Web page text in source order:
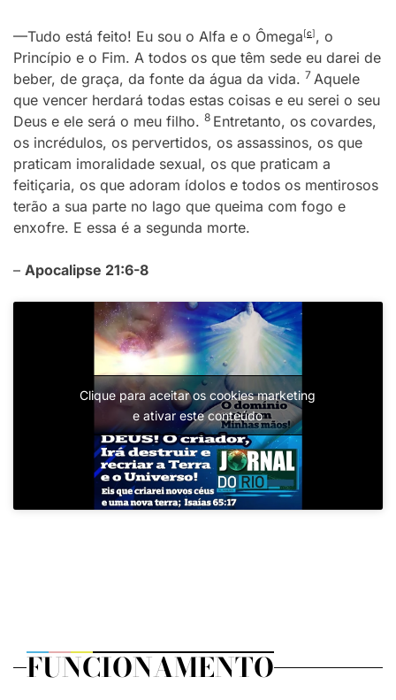
—Tudo está feito! Eu sou o Alfa e o Ômega[c], o
Princípio e o Fim. A todos os que têm sede eu darei de
beber, de graça, da fonte da água da vida. 7 Aquele
que vencer herdará todas estas coisas e eu serei o seu
Deus e ele será o meu filho. 8 Entretanto, os covardes,
os incrédulos, os pervertidos, os assassinos, os que
praticam imoralidade sexual, os que praticam a
feitiçaria, os que adoram ídolos e todos os mentirosos
terão a sua parte no lago que queima com fogo e
enxofre. E essa é a segunda morte.
– Apocalipse 21:6-8
Clique para aceitar os cookies marketing
e ativar este conteúdo
FUNCIONAMENTO